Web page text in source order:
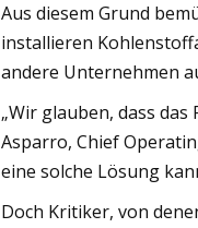
Aus diesem Grund
installieren
andere Unternehmen
„Wir glauben, dass
Asparro, Chief
eine solche Lösung
Doch Kritiker, von